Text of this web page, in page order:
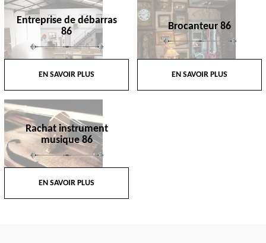
Entreprise de débarras
86
EN SAVOIR PLUS
Brocanteur 86
EN SAVOIR PLUS
Rachat instrument
musique 86
EN SAVOIR PLUS